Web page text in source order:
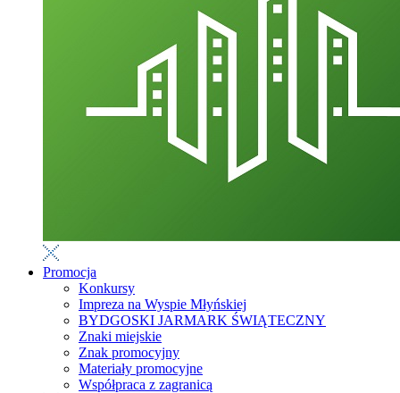
Promocja
Konkursy
Impreza na Wyspie Młyńskiej
BYDGOSKI JARMARK ŚWIĄTECZNY
Znaki miejskie
Znak promocyjny
Materiały promocyjne
Współpraca z zagranicą